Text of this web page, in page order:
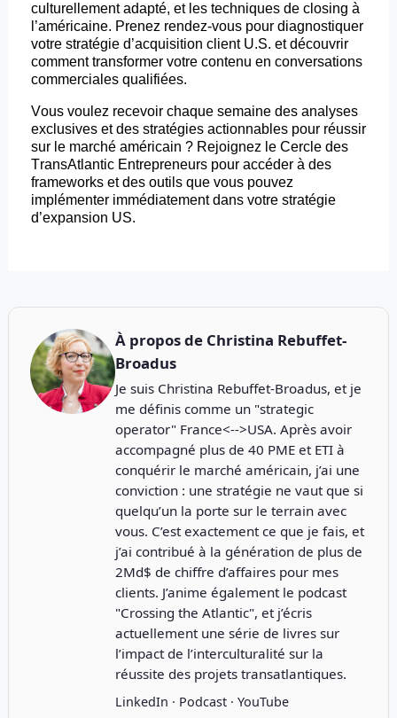
culturellement adapté, et les techniques de closing à
l’américaine. Prenez rendez-vous pour diagnostiquer
votre stratégie d’acquisition client U.S. et découvrir
comment transformer votre contenu en conversations
commerciales qualifiées.
Vous voulez recevoir chaque semaine des analyses
exclusives et des stratégies actionnables pour réussir
sur le marché américain ? Rejoignez le Cercle des
TransAtlanticEntrepreneurs pour accéder à des
frameworkset des outils que vous pouvez
implémenter immédiatement dans votre stratégie
d’expansion US.
À propos de Christina Rebuffet-
Broadus
Je suis Christina Rebuffet-Broadus, et je
me définis comme un "strategic
operator" France<-->USA. Après avoir
accompagné plus de 40 PME et ETI à
conquérir le marché américain, j’ai une
conviction : une stratégie ne vaut que si
quelqu’un la porte sur le terrain avec
vous. C’est exactement ce que je fais, et
j’ai contribué à la génération de plus de
2Md$ de chiffre d’affaires pour mes
clients. J’anime également le podcast
"Crossing the Atlantic", et j’écris
actuellement une série de livres sur
l’impact de l’interculturalité sur la
réussite des projets transatlantiques.
LinkedIn · Podcast· YouTube